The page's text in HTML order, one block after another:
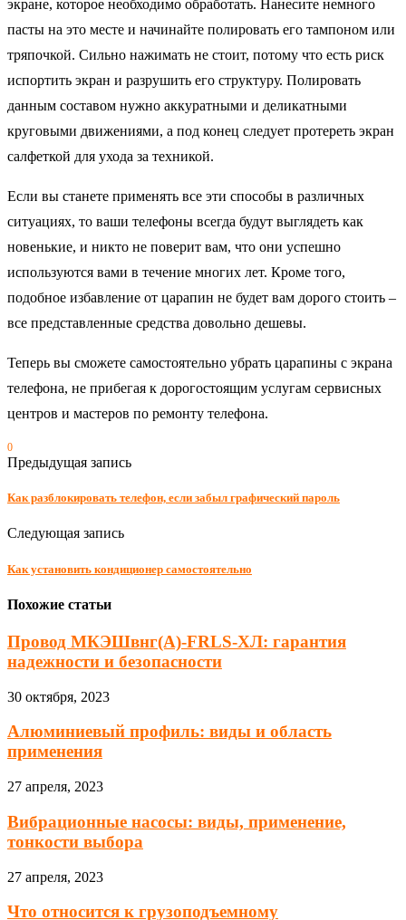
экране, которое необходимо обработать. Нанесите немного
пасты на это месте и начинайте полировать его тампоном или
тряпочкой. Сильно нажимать не стоит, потому что есть риск
испортить экран и разрушить его структуру. Полировать
данным составом нужно аккуратными и деликатными
круговыми движениями, а под конец следует протереть экран
салфеткой для ухода за техникой.
Если вы станете применять все эти способы в различных
ситуациях, то ваши телефоны всегда будут выглядеть как
новенькие, и никто не поверит вам, что они успешно
используются вами в течение многих лет. Кроме того,
подобное избавление от царапин не будет вам дорого стоить –
все представленные средства довольно дешевы.
Теперь вы сможете самостоятельно убрать царапины с экрана
телефона, не прибегая к дорогостоящим услугам сервисных
центров и мастеров по ремонту телефона.
0
Предыдущая запись
Как разблокировать телефон, если забыл графический пароль
Следующая запись
Как установить кондиционер самостоятельно
Похожие статьи
Провод МКЭШвнг(A)-FRLS-ХЛ: гарантия
надежности и безопасности
30 октября, 2023
Алюминиевый профиль: виды и область
применения
27 апреля, 2023
Вибрационные насосы: виды, применение,
тонкости выбора
27 апреля, 2023
Что относится к грузоподъемному